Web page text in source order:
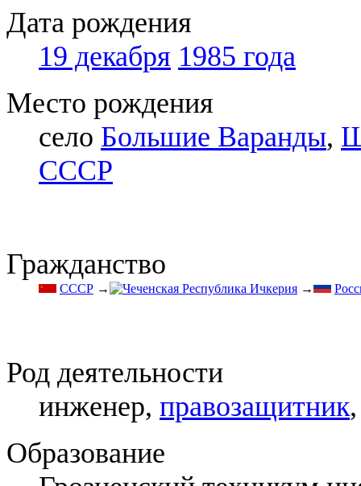
Дата рождения
19 декабря 1985 года
Место рождения
село Большие Варанды,
СССР
Гражданство
СССР → →
Род деятельности
инженер, правозащитник
Образование